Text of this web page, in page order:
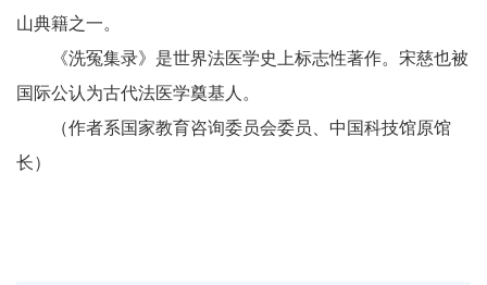
山典籍之一。
《洗冤集录》是世界法医学史上标志性著作。宋慈也被
国际公认为古代法医学奠基人。
（作者系国家教育咨询委员会委员、中国科技馆原馆
长）